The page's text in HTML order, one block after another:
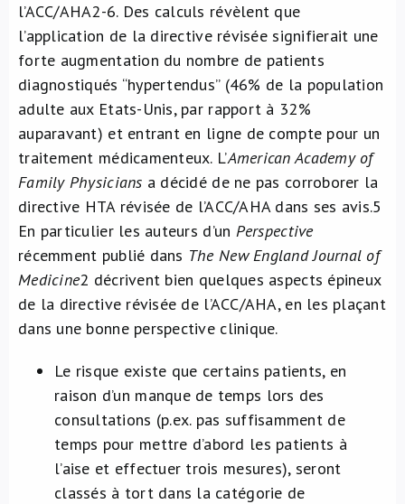
l’ACC/AHA2-6. Des calculs révèlent que
l’application de la directive révisée signifierait une
forte augmentation du nombre de patients
diagnostiqués “hypertendus” (46% de la population
adulte aux Etats-Unis, par rapport à 32%
auparavant) et entrant en ligne de compte pour un
traitement médicamenteux. L’American Academy of
Family Physicians a décidé de ne pas corroborer la
directive HTA révisée de l’ACC/AHA dans ses avis.5
En particulier les auteurs d’un Perspective
récemment publié dans The New England Journal of
Medicine2 décrivent bien quelques aspects épineux
de la directive révisée de l’ACC/AHA, en les plaçant
dans une bonne perspective clinique.
Le risque existe que certains patients, en
raison d’un manque de temps lors des
consultations (p.ex. pas suffisamment de
temps pour mettre d’abord les patients à
l’aise et effectuer trois mesures), seront
classés à tort dans la catégorie de